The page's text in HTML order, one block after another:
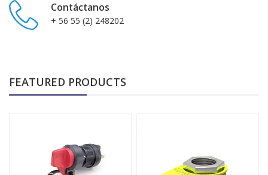
Contáctanos
+ 56 55 (2) 248202
FEATURED PRODUCTS